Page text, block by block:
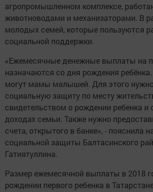
агропромышленном комплексе,
животноводами и механизаторами. В
молодых семей, которые пользуются
социальной поддержки.
«Ежемесячные денежные выплаты на
назначаются со дня рождения
могут мамы малышей. Для этого
социальную защиту по месту
свидетельством о рождении ребенка и
доходах семьи. Также нужно
счета, открытого в банке», - пояснила
социальной защиты Балтасинского
Гатиятуллина.
Размер ежемесячной выплаты в 2018
рождении первого ребенка в